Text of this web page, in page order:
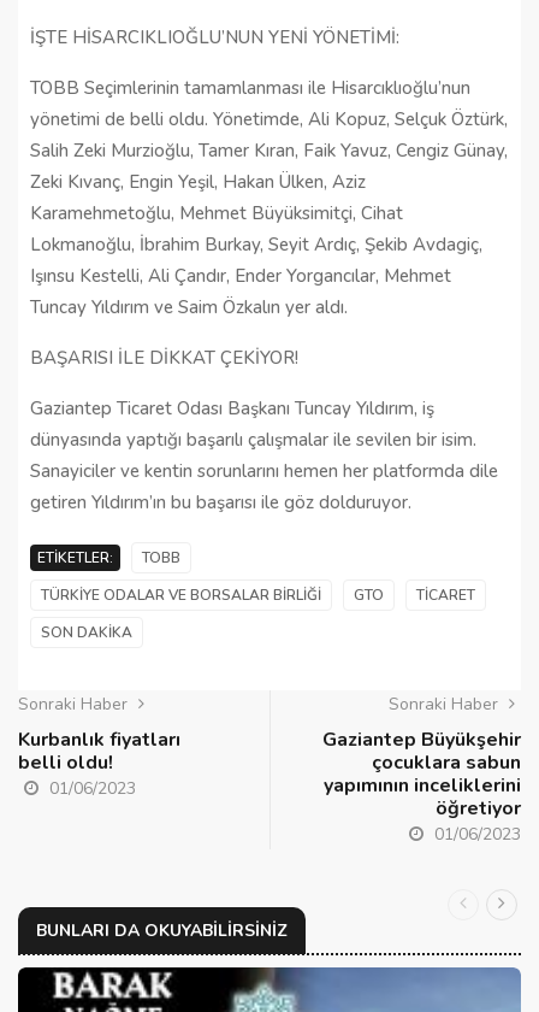
İŞTE HİSARCIKLIOĞLU’NUN YENİ YÖNETİMİ:
TOBB Seçimlerinin tamamlanması ile Hisarcıklıoğlu’nun
yönetimi de belli oldu. Yönetimde, Ali Kopuz, Selçuk Öztürk,
Salih Zeki Murzioğlu, Tamer Kıran, Faik Yavuz, Cengiz Günay,
Zeki Kıvanç, Engin Yeşil, Hakan Ülken, Aziz
Karamehmetoğlu, Mehmet Büyüksimitçi, Cihat
Lokmanoğlu, İbrahim Burkay, Seyit Ardıç, Şekib Avdagiç,
Işınsu Kestelli, Ali Çandır, Ender Yorgancılar, Mehmet
Tuncay Yıldırım ve Saim Özkalın yer aldı.
BAŞARISI İLE DİKKAT ÇEKİYOR!
Gaziantep Ticaret Odası Başkanı Tuncay Yıldırım, iş
dünyasında yaptığı başarılı çalışmalar ile sevilen bir isim.
Sanayiciler ve kentin sorunlarını hemen her platformda dile
getiren Yıldırım’ın bu başarısı ile göz dolduruyor.
ETIKETLER:
TOBB
TÜRKIYE ODALAR VE BORSALAR BIRLIĞI
GTO
TICARET
SON DAKIKA
Sonraki Haber
Kurbanlık fiyatları
belli oldu!
01/06/2023
Sonraki Haber
Gaziantep Büyükşehir
çocuklara sabun
yapımının inceliklerini
öğretiyor
01/06/2023
BUNLARI DA OKUYABILIRSINIZ